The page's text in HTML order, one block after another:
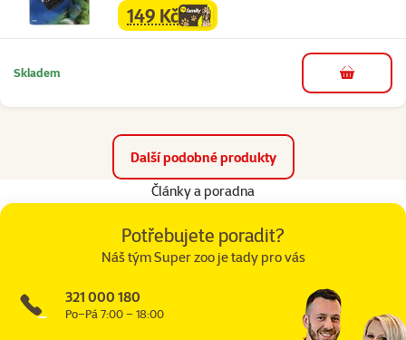
familycena
149 Kč
Skladem do košíku
Další podobné produkty
Články a poradna
Potřebujete poradit?
Náš tým Super zoo je tady pro vás
321 000 180
Po–Pá 7:00 – 18:00